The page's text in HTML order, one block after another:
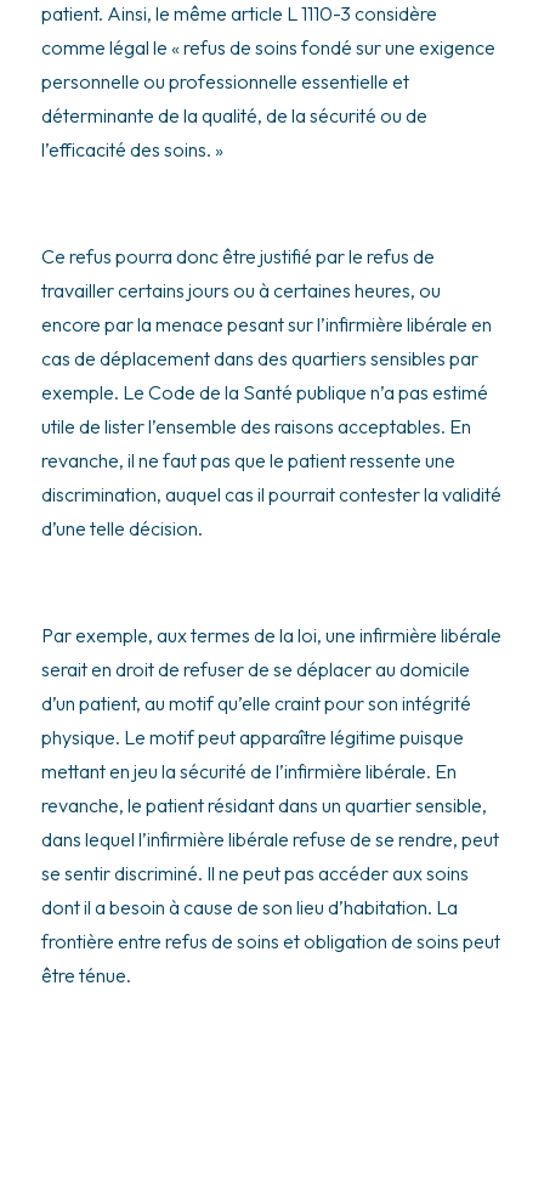
patient. Ainsi, le même article L 1110-3 considère
comme légal le « refus de soins fondé sur une exigence
personnelle ou professionnelle essentielle et
déterminante de la qualité, de la sécurité ou de
l’efficacité des soins. »
Ce refus pourra donc être justifié par le refus de
travailler certains jours ou à certaines heures, ou
encore par la menace pesant sur l’infirmière libérale en
cas de déplacement dans des quartiers sensibles par
exemple. Le Code de la Santé publique n’a pas estimé
utile de lister l’ensemble des raisons acceptables. En
revanche, il ne faut pas que le patient ressente une
discrimination, auquel cas il pourrait contester la validité
d’une telle décision.
Par exemple, aux termes de la loi, une infirmière libérale
serait en droit de refuser de se déplacer au domicile
d’un patient, au motif qu’elle craint pour son intégrité
physique. Le motif peut apparaître légitime puisque
mettant en jeu la sécurité de l’infirmière libérale. En
revanche, le patient résidant dans un quartier sensible,
dans lequel l’infirmière libérale refuse de se rendre, peut
se sentir discriminé. Il ne peut pas accéder aux soins
dont il a besoin à cause de son lieu d’habitation. La
frontière entre refus de soins et obligation de soins peut
être ténue.